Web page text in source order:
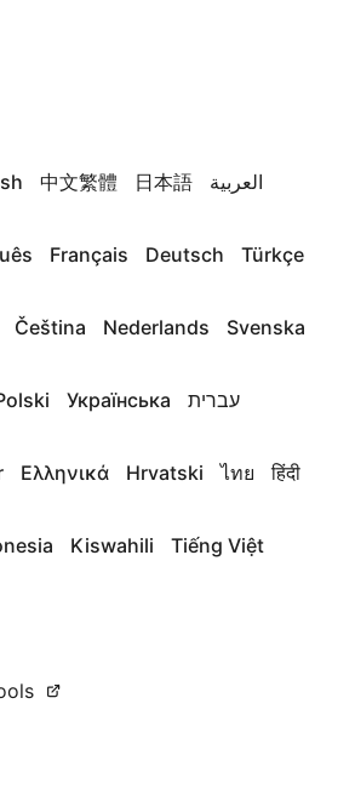
中文繁體 日本語 العربية
Français Deutsch Türkçe
Čeština Nederlands Svenska
Українська עברית
Ελληνικά Hrvatski ไทย हिंदी
Kiswahili Tiếng Việt